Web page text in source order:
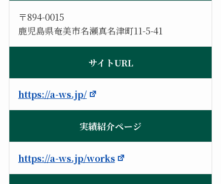
〒894-0015
鹿児島県奄美市名瀬真名津町11-5-41
サイトURL
https://a-ws.jp/
実績紹介ページ
https://a-ws.jp/works